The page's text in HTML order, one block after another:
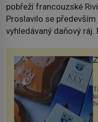
pobřeží francouzské
Proslavilo se
vyhledávaný daňový ráj.